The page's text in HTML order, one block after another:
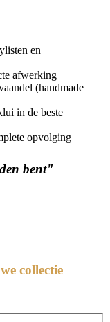
en
afwerking
(handmade
in de beste
opvolging
bent"
collectie